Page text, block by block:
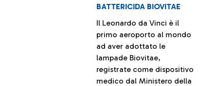
BATTERICIDA BIOVITAE
Il Leonardo da Vinci è il
primo aeroporto al mondo
ad aver adottato le
lampade Biovitae,
registrate come dispositivo
medico dal Ministero della